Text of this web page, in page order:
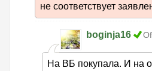
не соответствует
boginja16
На ВБ покупала. И на